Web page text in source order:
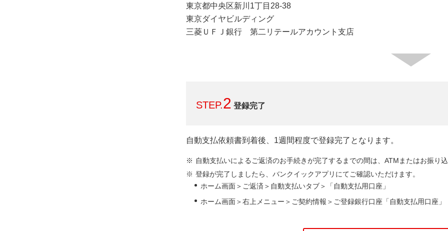
東京都中央区新川1丁目28-38
東京ダイヤビルディング
三菱ＵＦＪ銀行 第二リテールアカウント支店
STEP.2 登録完了
自動支払依頼書到着後、1週間程度で登録完了となります。
自動支払いによるご返済のお手続きが完了するまでの間は、ATMまたはお振り
登録が完了しましたら、バンクイックアプリにてご確認いただけます。
ホーム画面＞ご返済＞自動支払いタブ＞「自動支払用口座」
ホーム画面＞右上メニュー＞ご契約情報＞ご登録銀行口座「自動支払用口座」